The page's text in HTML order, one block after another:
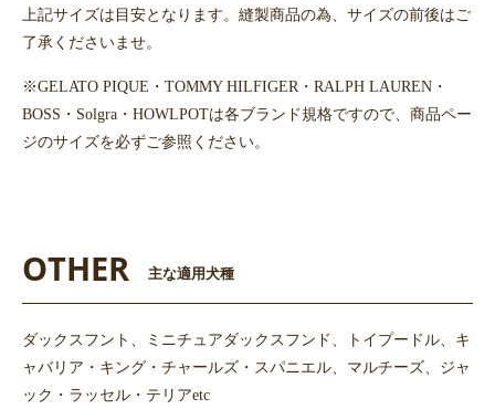
上記サイズは目安となります。縫製商品の為、サイズの前後はご
了承くださいませ。
※GELATO PIQUE・TOMMY HILFIGER・RALPH LAUREN・
BOSS・Solgra・HOWLPOTは各ブランド規格ですので、商品ペー
ジのサイズを必ずご参照ください。
OTHER 主な適用犬種
ダックスフント、ミニチュアダックスフンド、トイプードル、キ
ャバリア・キング・チャールズ・スパニエル、マルチーズ、ジャ
ック・ラッセル・テリアetc